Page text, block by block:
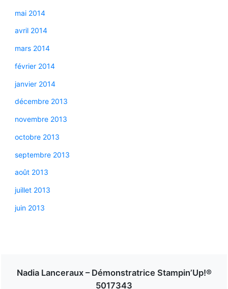
mai 2014
avril 2014
mars 2014
février 2014
janvier 2014
décembre 2013
novembre 2013
octobre 2013
septembre 2013
août 2013
juillet 2013
juin 2013
Nadia Lanceraux – Démonstratrice Stampin’Up!®
5017343